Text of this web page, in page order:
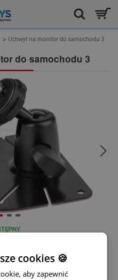
do samochodu 3
Uchwyt na monitor do samochodu 3
cookies 🍪
aby zapewnić